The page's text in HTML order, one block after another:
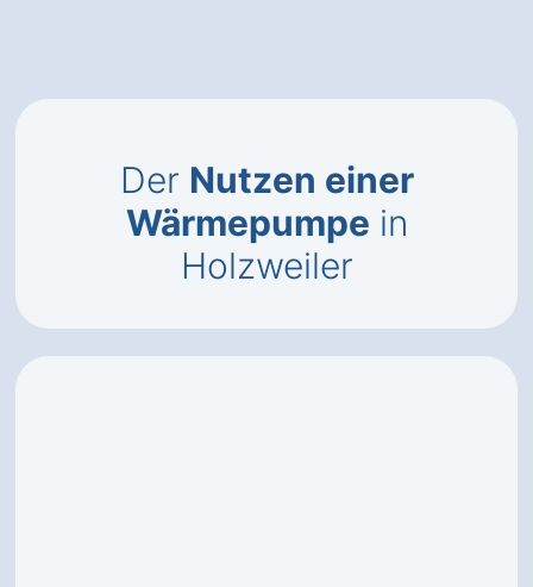
Der Nutzen einer
Wärmepumpe in
Holzweiler